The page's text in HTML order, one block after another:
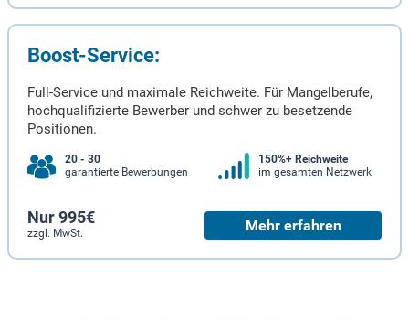
Boost-Service:
Full-Service und maximale Reichweite. Für Mangelberufe,
hochqualifizierte Bewerber und schwer zu besetzende
Positionen.
20 - 30
garantierte Bewerbungen
150%+ Reichweite
im gesamten Netzwerk
Nur 995€
zzgl. MwSt. Mehr erfahren